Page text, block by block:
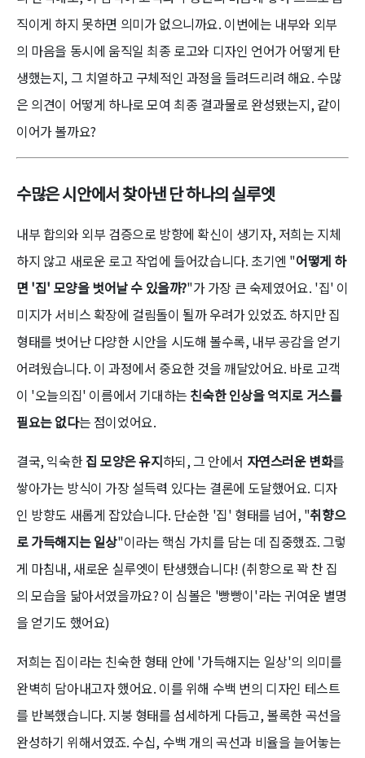
직이게 하지 못하면 의미가 없으니까요. 이번에는 내부와 외부
의 마음을 동시에 움직일 최종 로고와 디자인 언어가 어떻게 탄
생했는지, 그 치열하고 구체적인 과정을 들려드리려 해요. 수많
은 의견이 어떻게 하나로 모여 최종 결과물로 완성됐는지, 같이
이어가 볼까요?
수많은 시안에서 찾아낸 단 하나의 실루엣
내부 합의와 외부 검증으로 방향에 확신이 생기자, 저희는 지체
하지 않고 새로운 로고 작업에 들어갔습니다. 초기엔 "어떻게 하
면 '집' 모양을 벗어날 수 있을까?"가 가장 큰 숙제였어요. '집' 이
미지가 서비스 확장에 걸림돌이 될까 우려가 있었죠. 하지만 집
형태를 벗어난 다양한 시안을 시도해 볼수록, 내부 공감을 얻기
어려웠습니다. 이 과정에서 중요한 것을 깨달았어요. 바로 고객
이 '오늘의집' 이름에서 기대하는 친숙한 인상을 억지로 거스를
필요는 없다는 점이었어요.
결국, 익숙한집 모양은 유지하되, 그 안에서 자연스러운 변화를
쌓아가는 방식이 가장 설득력 있다는 결론에 도달했어요. 디자
인 방향도 새롭게 잡았습니다. 단순한 '집' 형태를 넘어, "취향으
로 가득해지는 일상"이라는 핵심 가치를 담는 데 집중했죠. 그렇
게 마침내, 새로운 실루엣이 탄생했습니다! (취향으로 꽉 찬 집
의 모습을 닮아서였을까요? 이 심볼은 '빵빵이'라는 귀여운 별명
을 얻기도 했어요)
저희는 집이라는 친숙한 형태 안에 '가득해지는 일상'의 의미를
완벽히 담아내고자 했어요. 이를 위해 수백 번의 디자인 테스트
를 반복했습니다. 지붕 형태를 섬세하게 다듬고, 볼록한 곡선을
완성하기 위해서였죠. 수십, 수백 개의 곡선과 비율을 늘어놓는